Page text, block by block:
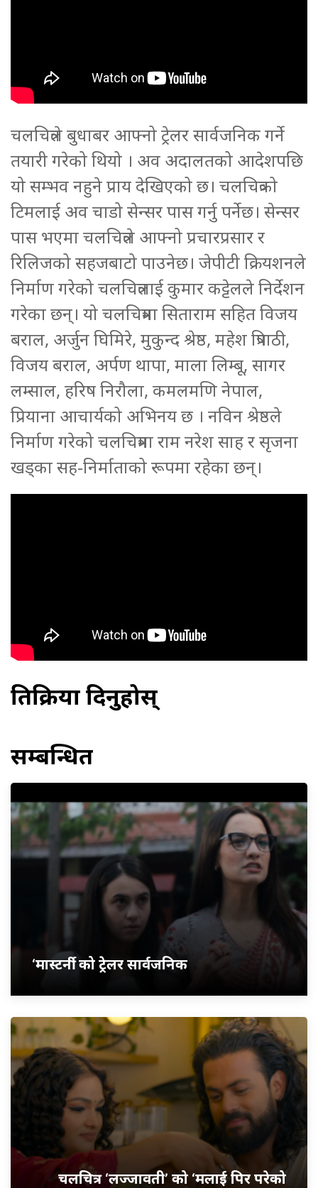
चलचित्रले बुधाबर आफ्नो ट्रेलर सार्वजनिक गर्ने
तयारी गरेको थियो । अव अदालतको आदेशपछि
यो सम्भव नहुने प्राय देखिएको छ। चलचित्रको
टिमलाई अव चाडो सेन्सर पास गर्नु पर्नेछ। सेन्सर
पास भएमा चलचित्रले आफ्नो प्रचारप्रसार र
रिलिजको सहजबाटो पाउनेछ। जेपीटी क्रियशनले
निर्माण गरेको चलचित्रलाई कुमार कट्टेलले निर्देशन
गरेका छन्। यो चलचित्रमा सिताराम सहित विजय
बराल, अर्जुन घिमिरे, मुकुन्द श्रेष्ठ, महेश त्रिपाठी,
विजय बराल, अर्पण थापा, माला लिम्बू, सागर
लम्साल, हरिष निरौला, कमलमणि नेपाल,
प्रियाना आचार्यको अभिनय छ । नविन श्रेष्ठले
निर्माण गरेको चलचित्रमा राम नरेश साह र सृजना
खड्का सह-निर्माताको रूपमा रहेका छन्।
प्रतिक्रिया दिनुहोस्
सम्बन्धित
‘मास्टर्नी’ को ट्रेलर सार्वजनिक
चलचित्र ‘लज्जावती’ को ‘मलाई पिर परेको